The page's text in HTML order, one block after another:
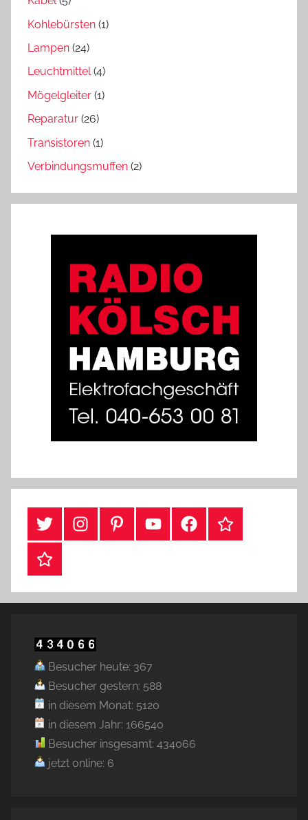
Kohlebürsten (1)
Lampen (24)
Leuchtmittel(4)
Mögelgleiter (1)
Reparatur (26)
Transistoren (1)
Verbindungsmuffen (2)
Twitter InstragramPinterestYouTubeFacebookTikTok
Webshop
Besucher heute: 367
Besucher gestern: 588
in diesem Monat: 5120
in diesem Jahr: 166540
Besucher insgesamt: 434066
jetzt online: 6